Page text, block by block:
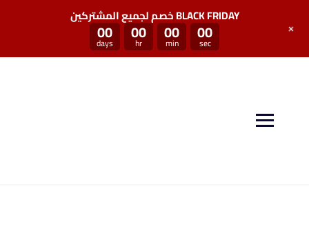
خصم لجميع المشتركين BLACK FRIDAY
00
days 00
hr 00
min 00
sec
+